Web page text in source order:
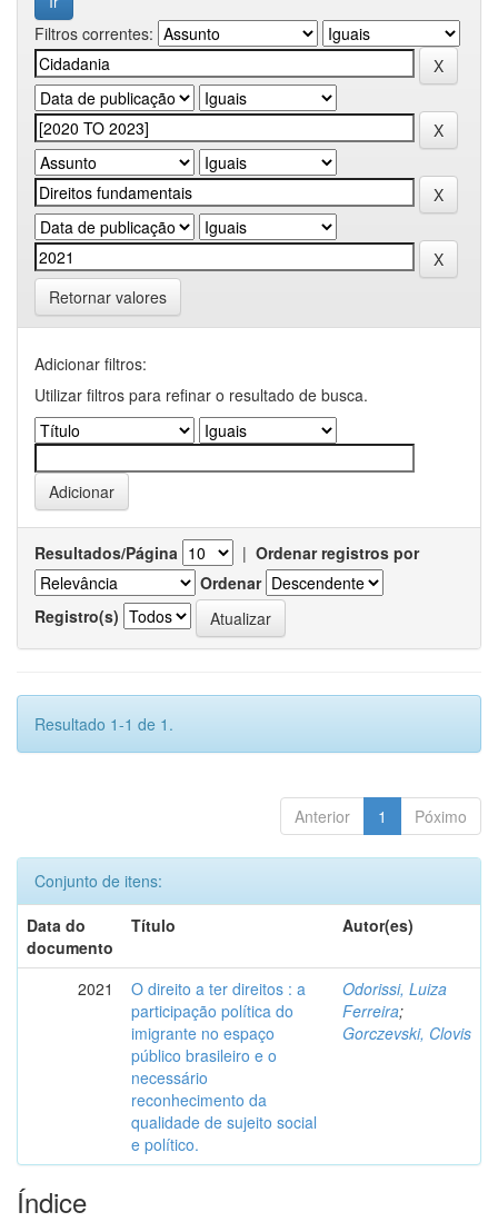
Filtros correntes:
Retornar valores
Adicionar filtros:
Utilizar filtros para refinar o resultado de busca.
Resultados/Página | Ordenar registros por
Ordenar
Registro(s)
Resultado 1-1 de 1.
Anterior 1 Póximo
Conjunto de itens:
Data do
documento
Título Autor(es)
2021
O direito a ter direitos : a
participação política do
imigrante no espaço
público brasileiro e o
necessário
reconhecimento da
qualidade de sujeito social
e político.
Odorissi, Luiza
Ferreira;
Gorczevski, Clovis
Índice